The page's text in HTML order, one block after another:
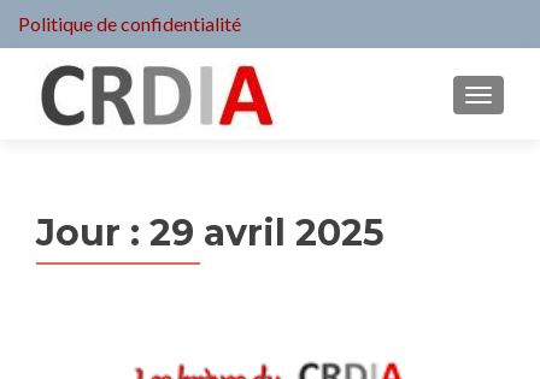
Politique de confidentialité
MENU
Jour : 29 avril 2025